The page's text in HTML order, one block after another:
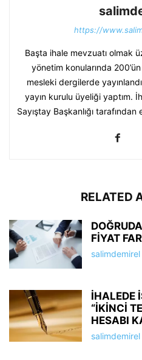
https://
Başta ihale mevzuatı olmak
yönetim konularında
mesleki dergilerde
yayın kurulu üyeliği yaptım.
Sayıştay Başkanlığı
RELATED
FİYAT
salimdemirel
İHALEDE
“İKİNCİ
HESABI
salimdemirel